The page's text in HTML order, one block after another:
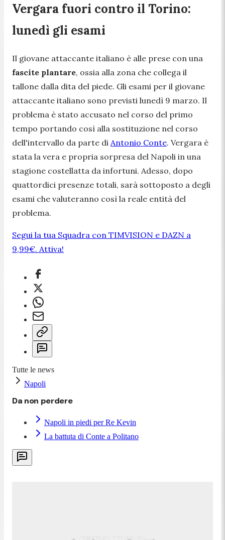
Vergara fuori contro il Torino:
lunedì gli esami
Il giovane attaccante italiano è alle prese con una
fascite plantare, ossia alla zona che collega il
tallone dalla dita del piede. Gli esami per il giovane
attaccante italiano sono previsti lunedì 9 marzo. Il
problema è stato accusato nel corso del primo
tempo portando così alla sostituzione nel corso
dell'intervallo da parte di Antonio Conte. Vergara è
stata la vera e propria sorpresa del Napoli in una
stagione costellatta da infortuni. Adesso, dopo
quattordici presenze totali, sarà sottoposto a degli
esami che valuteranno così la reale entità del
problema.
Segui la tua Squadra con TIMVISION e DAZN a
9,99€. Attiva!
Tutte le news
Napoli
Da non perdere
Napoli in piedi per Re Kevin
La battuta di Conte a Politano